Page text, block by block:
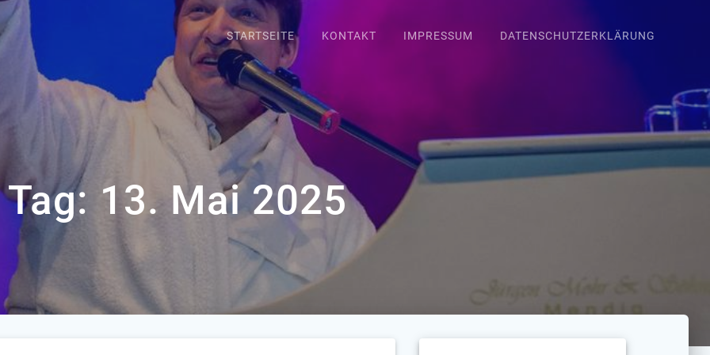
STARTSEITE KONTAKT IMPRESSUM DATENSCHUTZERKLÄRUNG
Tag: 13. Mai 2025